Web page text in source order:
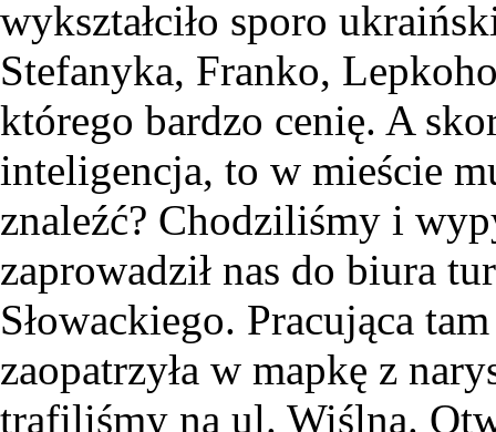
wykształciło sporo
Stefanyka, Franko,
którego bardzo cenię. A
inteligencja, to w mieście
znaleźć? Chodziliśmy i
zaprowadził nas do biura
Słowackiego. Pracująca
zaopatrzyła w mapkę z
trafiliśmy na ul. Wiślną.